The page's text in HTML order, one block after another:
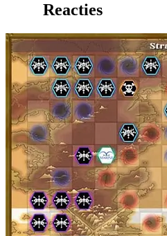
Reacties